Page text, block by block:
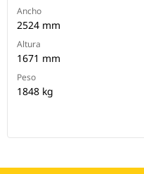
Ancho
2524 mm
Altura
1671 mm
Peso
1848 kg